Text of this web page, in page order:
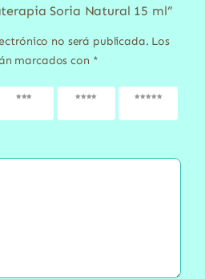
Soria Natural 15 ml”
no será publicada. Los
marcados con *
3 de 5
4 de 5
5 de 5